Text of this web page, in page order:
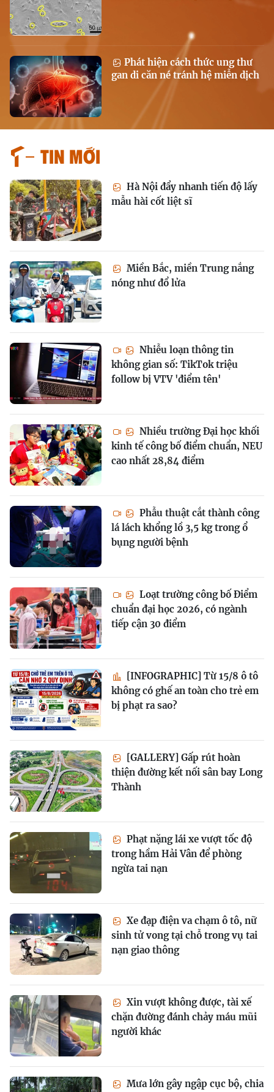
Phát hiện cách thức ung thư
gan di căn né tránh hệ miễn dịch
Tin mới
Hà Nội đẩy nhanh tiến độ lấy
mẫu hài cốt liệt sĩ
Miền Bắc, miền Trung nắng
nóng như đổ lửa
Nhiễu loạn thông tin
không gian số: TikTok triệu
follow bị VTV 'điểm tên'
Nhiều trường Đại học khối
kinh tế công bố điểm chuẩn, NEU
cao nhất 28,84 điểm
Phẫu thuật cắt thành công
lá lách khổng lồ 3,5 kg trong ổ
bụng người bệnh
Loạt trường công bố Điểm
chuẩn đại học 2026, có ngành
tiếp cận 30 điểm
[INFOGRAPHIC] Từ 15/8 ô tô
không có ghế an toàn cho trẻ em
bị phạt ra sao?
[GALLERY] Gấp rút hoàn
thiện đường kết nối sân bay Long
Thành
Phạt nặng lái xe vượt tốc độ
trong hầm Hải Vân để phòng
ngừa tai nạn
Xe đạp điện va chạm ô tô, nữ
sinh tử vong tại chỗ trong vụ tai
nạn giao thông
Xin vượt không được, tài xế
chặn đường đánh chảy máu mũi
người khác
Mưa lớn gây ngập cục bộ, chia